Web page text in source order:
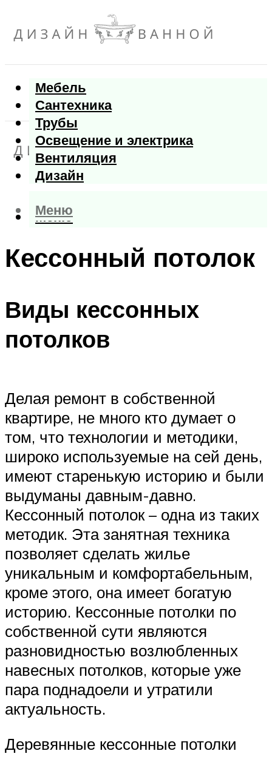
Мебель
Сантехника
Трубы
Освещение и электрика
Вентиляция
Дизайн
Меню
Меню
Кессонный потолок
Виды кессонных
потолков
Делая ремонт в собственной
квартире, не много кто думает о
том, что технологии и методики,
широко используемые на сей день,
имеют старенькую историю и были
выдуманы давным-давно.
Кессонный потолок – одна из таких
методик. Эта занятная техника
позволяет сделать жилье
уникальным и комфортабельным,
кроме этого, она имеет богатую
историю. Кессонные потолки по
собственной сути являются
разновидностью возлюбленных
навесных потолков, которые уже
пара поднадоели и утратили
актуальность.
Деревянные кессонные потолки